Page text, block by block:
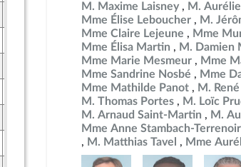
M. Maxime Laisney
M.
Mme Élise Leboucher
M.
Mme Claire Lejeune
Mme
Mme Élisa Martin
M. Damien
Mme Marie Mesmeur
Mme
Mme Sandrine Nosbé
Mme
Mme Mathilde Panot
M.
M. Thomas Portes
M. Loïc
M. Arnaud Saint-Martin
M.
Mme Anne Stambach-Terrenoir
M. Matthias Tavel
Mme